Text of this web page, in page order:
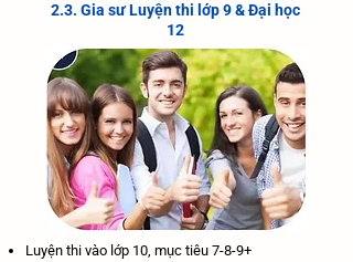
2.3. Gia sư Luyện thi lớp 9 & Đại học
12
Luyện thi vào lớp 10, mục tiêu 7-8-9+